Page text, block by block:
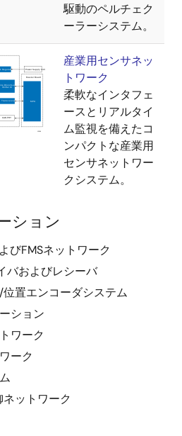
駆動のペルチェク
ーラーシステム。
産業用センサネッ
トワーク
柔軟なインタフェ
ースとリアルタイ
ム監視を備えたコ
ンパクトな産業用
センサネットワー
クシステム。
ション
びFMSネットワーク
バおよびレシーバ
置エンコーダシステム
ション
ワーク
ーク
ットワーク